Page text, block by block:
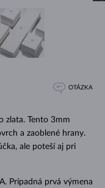
zlata. Tento 3mm
a zaoblené hrany.
ale poteší aj pri
Prípadná prvá výmena
OTÁZKA